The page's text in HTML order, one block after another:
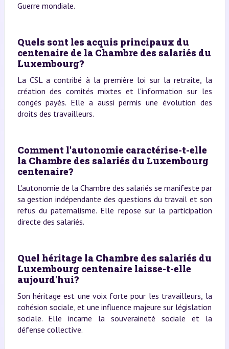
Guerre mondiale.
Quels sont les acquis principaux du
centenaire de la Chambre des salariés du
Luxembourg?
La CSL a contribé à la première loi sur la retraite, la
création des comités mixtes et l'information sur les
congés payés. Elle a aussi permis une évolution des
droits des travailleurs.
Comment l'autonomie caractérise-t-elle
la Chambre des salariés du Luxembourg
centenaire?
L'autonomie de la Chambre des salariés se manifeste par
sa gestion indépendante des questions du travail et son
refus du paternalisme. Elle repose sur la participation
directe des salariés.
Quel héritage la Chambre des salariés du
Luxembourg centenaire laisse-t-elle
aujourd'hui?
Son héritage est une voix forte pour les travailleurs, la
cohésion sociale, et une influence majeure sur législation
sociale. Elle incarne la souveraineté sociale et la
défense collective.